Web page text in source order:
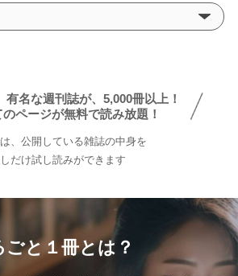
有名な週刊誌が、5,000冊以上！
ページが無料で読み放題！
、公開している雑誌の中身を
だけ試し読みができます
と１冊とは？